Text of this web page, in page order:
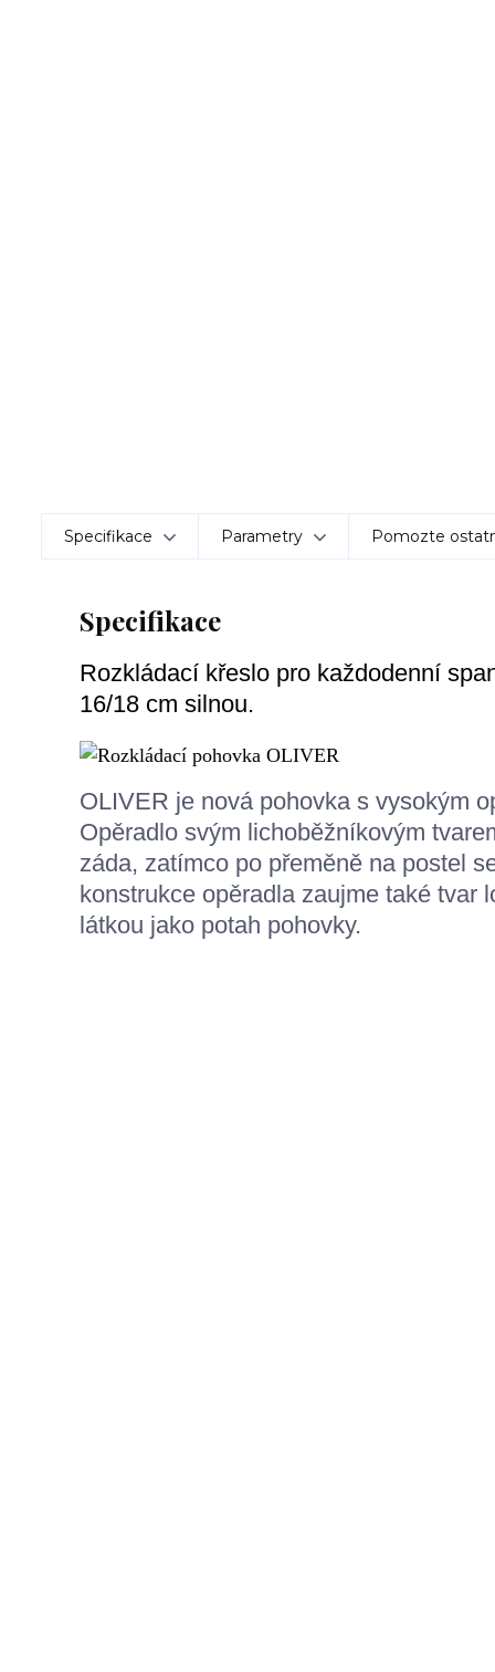
Specifikace Parametry Pomozte
Specifikace
Rozkládací křeslo pro každodenní
16/18 cm silnou.
OLIVER je nová pohovka s vysokým
Opěradlo svým lichoběžníkovým
záda, zatímco po přeměně na postel
konstrukce opěradla zaujme také tvar
látkou jako potah pohovky.